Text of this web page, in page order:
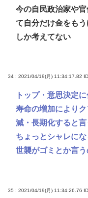
今の自民政治家や
て自分だけ金をも
しか考えてない
34 : 2021/04/19(月) 11:34:17.82
トップ・意思決定
寿命の増加により
減・長期化すると言
ちょっとシャレに
世襲がゴミとか言
35 : 2021/04/19(月) 11:34:26.76